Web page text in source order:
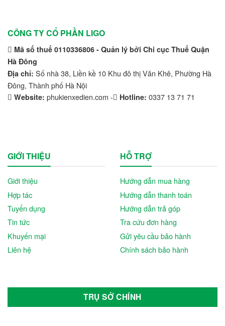
CÔNG TY CỔ PHẦN LIGO
Mã số thuế 0110336806 - Quản lý bởi Chi cục Thuế Quận
Hà Đông
Địa chỉ: Số nhà 38, Liền kề 10 Khu đô thị Văn Khê, Phường Hà
Đông, Thành phố Hà Nội
Website: phukienxedien.com - Hotline: 0337 13 71 71
GIỚI THIỆU
Giới thiệu
Hợp tác
Tuyển dụng
Tin tức
Khuyến mại
Liên hệ
HỖ TRỢ
Hướng dẫn mua hàng
Hướng dẫn thanh toán
Hướng dẫn trả góp
Tra cứu đơn hàng
Gửi yêu cầu bảo hành
Chính sách bảo hành
TRỤ SỞ CHÍNH